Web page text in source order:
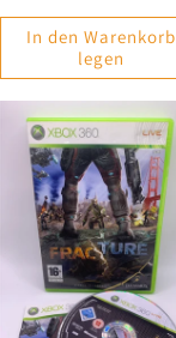
In den Warenkorb
legen